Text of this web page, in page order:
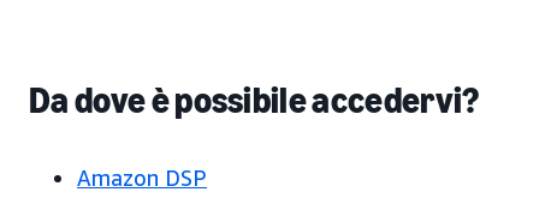
Da dove è possibile accedervi?
Amazon DSP